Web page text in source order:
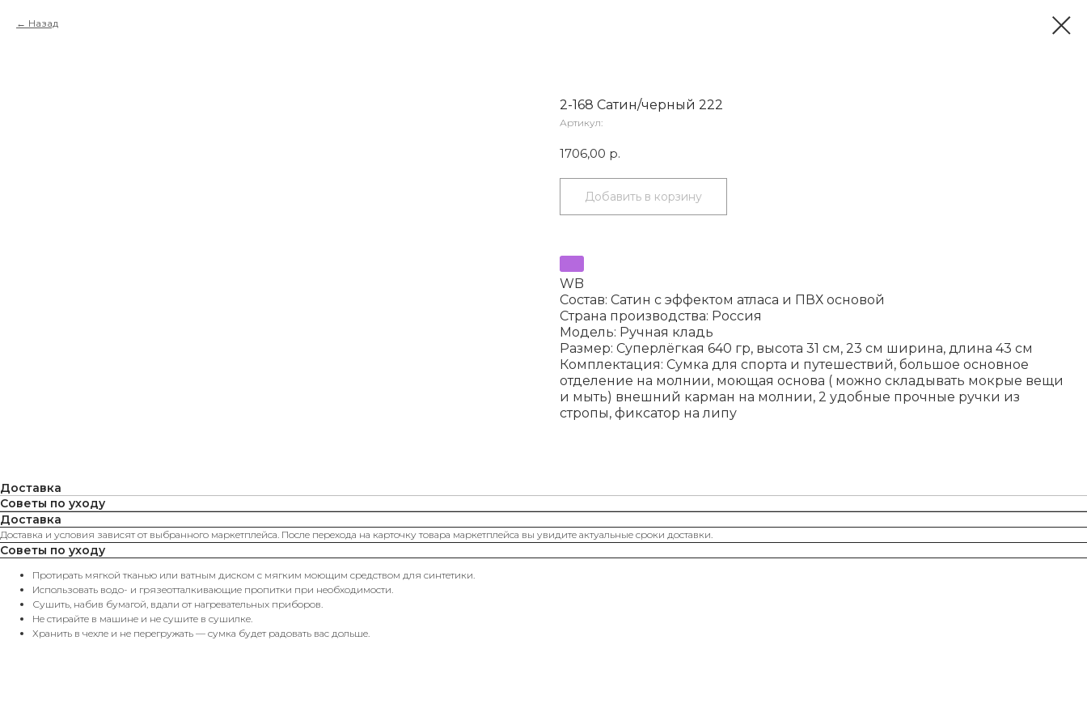
Назад
2-168 Сатин/черный 222
Артикул:
1706,00 р.
Добавить в корзину
WB
Состав: Сатин с эффектом атласа и ПВХ основой
Страна производства: Россия
Модель: Ручная кладь
Размер: Суперлёгкая 640 гр, высота 31 см, 23 см ширина, длина 43 см
Комплектация: Сумка для спорта и путешествий, большое основное
отделение на молнии, моющая основа ( можно складывать мокрые вещи
и мыть) внешний карман на молнии, 2 удобные прочные ручки из
стропы, фиксатор на липу
Доставка
Советы по уходу
Доставка
Доставка и условия зависят от выбранного маркетплейса. После перехода на карточку товара маркетплейса вы увидите актуальные сроки доставки.
Советы по уходу
Протирать мягкой тканью или ватным диском с мягким моющим средством для синтетики.
Использовать водо- и грязеотталкивающие пропитки при необходимости.
Сушить, набив бумагой, вдали от нагревательных приборов.
Не стирайте в машине и не сушите в сушилке.
Хранить в чехле и не перегружать — сумка будет радовать вас дольше.